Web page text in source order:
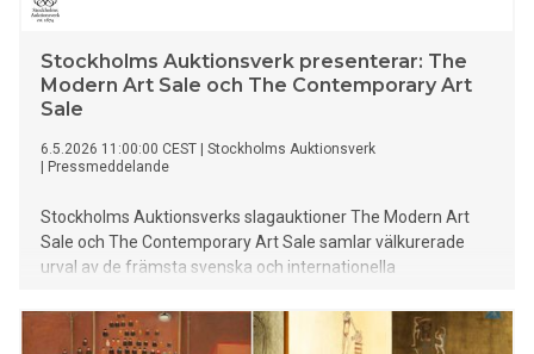
Stockholms Auktionsverk presenterar: The
Modern Art Sale och The Contemporary Art
Sale
6.5.2026 11:00:00 CEST
Stockholms Auktionsverk
Pressmeddelande
Stockholms Auktionsverks slagauktioner The Modern Art
Sale och The Contemporary Art Sale samlar välkurerade
urval av de främsta svenska och internationella
sekelskiftet till idag och låter konsthistoriskt viktiga verk och
samtida konst ta plats sida vid sida.